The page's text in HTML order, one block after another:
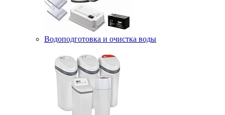
Водоподготовка и очистка воды